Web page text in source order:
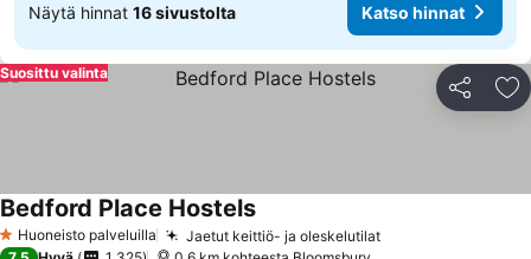
Näytä hinnat 16 sivustolta Katso hinnat
Jaa
Suosittu valinta
1 Tähtiluokitus
Huoneisto palveluilla Jaetut keittiö- ja oleskelutilatKatso hinnat
Bedford Place HostelsKatso hinnat